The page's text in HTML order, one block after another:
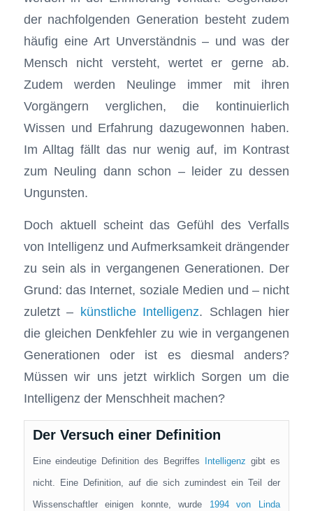
der nachfolgenden Generation besteht zudem
häufig eine Art Unverständnis – und was der
Mensch nicht versteht, wertet er gerne ab.
Zudem werden Neulinge immer mit ihren
Vorgängern verglichen, die kontinuierlich
Wissen und Erfahrung dazugewonnen haben.
Im Alltag fällt das nur wenig auf, im Kontrast
zum Neuling dann schon – leider zu dessen
Ungunsten.
Doch aktuell scheint das Gefühl des Verfalls
von Intelligenz und Aufmerksamkeit drängender
zu sein als in vergangenen Generationen. Der
Grund: das Internet, soziale Medien und – nicht
zuletzt – künstliche Intelligenz. Schlagen hier
die gleichen Denkfehler zu wie in vergangenen
Generationen oder ist es diesmal anders?
Müssen wir uns jetzt wirklich Sorgen um die
Intelligenz der Menschheit machen?
Der Versuch einer Definition
Eine eindeutige Definition des Begriffes Intelligenz gibt es
nicht. Eine Definition, auf die sich zumindest ein Teil der
Wissenschaftler einigen konnte, wurde 1994 von Linda